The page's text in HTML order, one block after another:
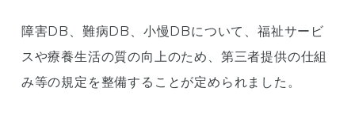
障害DB、難病DB、小慢DBについて、福祉サービ
スや療養生活の質の向上のため、第三者提供の仕組
み等の規定を整備することが定められました。